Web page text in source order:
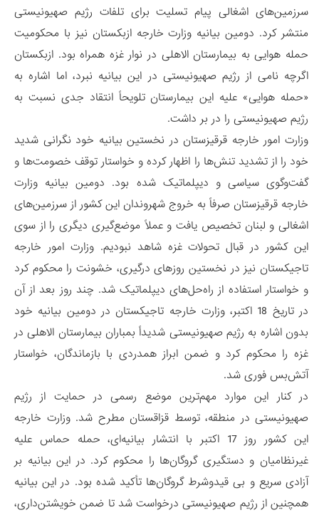
سرزمین‌های اشغالی پیام تسلیت برای تلفات رژیم صهیونیستی
منتشر کرد. دومین بیانیه وزارت خارجه ازبکستان نیز با محکومیت
حمله هوایی به بیمارستان الاهلی در نوار غزه همراه بود. ازبکستان
اگرچه نامی از رژیم صهیونیستی در این بیانیه نبرد، اما اشاره به
«حمله هوایی» علیه این بیمارستان تلویحاً انتقاد جدی نسبت به
رژیم صهیونیستی را در بر داشت.
وزارت امور خارجه قرقیزستان در نخستین بیانیه خود نگرانی شدید
خود را از تشدید تنش‌ها را اظهار کرده و خواستار توقف خصومت‌ها و
گفت‌و‌گوی سیاسی و دیپلماتیک شده بود. دومین بیانیه وزارت
خارجه قرقیزستان صرفاً به خروج شهروندان این کشور از سرزمین‌های
اشغالی و لبنان تخصیص یافت و عملاً موضع‌گیری دیگری را از سوی
این کشور در قبال تحولات غزه شاهد نبودیم. وزارت امور خارجه
تاجیکستان نیز در نخستین روزهای درگیری، خشونت را محکوم کرد
و خواستار استفاده از راه‌حل‌های دیپلماتیک شد. چند روز بعد از آن
در تاریخ 18 اکتبر، وزارت خارجه تاجیکستان در دومین بیانیه خود
بدون اشاره به رژیم صهیونیستی شدیداً بمباران بیمارستان الاهلی در
غزه را محکوم کرد و ضمن ابراز همدردی با بازماندگان، خواستار
آتش‌بس فوری شد.
در کنار این موارد مهم‌ترین موضع رسمی در حمایت از رژیم
صهیونیستی در منطقه، توسط قزاقستان مطرح شد. وزارت خارجه
این کشور روز 17 اکتبر با انتشار بیانیه‌ای، حمله حماس علیه
غیرنظامیان و دستگیری گروگان‌ها را محکوم کرد. در این بیانیه بر
آزادی سریع و بی قیدوشرط گروگان‌ها تأکید شده بود. در این بیانیه
همچنین از رژیم صهیونیستی درخواست شد تا ضمن خویشتن‌داری،